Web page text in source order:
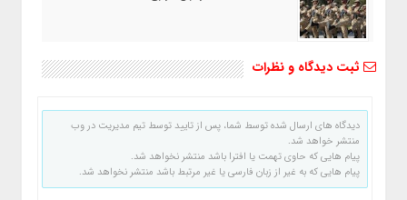
ثبت دیدگاه و نظرات
دیدگاه های ارسال شده توسط شما، پس از تایید توسط تیم مدیریت در وب
منتشر خواهد شد.
پیام هایی که حاوی تهمت یا افترا باشد منتشر نخواهد شد.
پیام هایی که به غیر از زبان فارسی یا غیر مرتبط باشد منتشر نخواهد شد.